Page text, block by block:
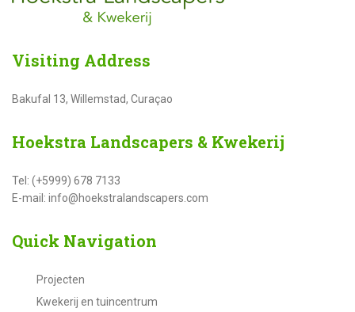
Visiting Address
Bakufal 13, Willemstad, Curaçao
Hoekstra Landscapers & Kwekerij
Tel: (+5999) 678 7133
E-mail: info@hoekstralandscapers.com
Quick Navigation
Projecten
Kwekerij en tuincentrum